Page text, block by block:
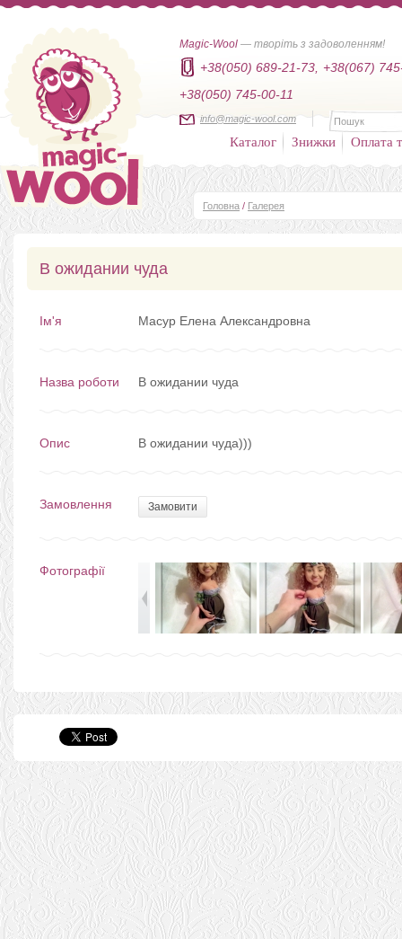
Magic-Wool — творіть з задоволенням!
+38(050) 689-21-73,
+38(067)
+38(050) 745-00-11
info@magic-wool.com
Каталог Знижки Оплата
Головна / Галерея
В ожидании чуда
Ім'я Масур Елена Александровна
Назва роботи В ожидании чуда
Опис В ожидании чуда)))
Замовлення Замовити
Фотографії